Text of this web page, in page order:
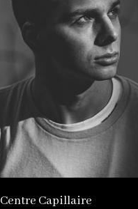
Centre Capillaire